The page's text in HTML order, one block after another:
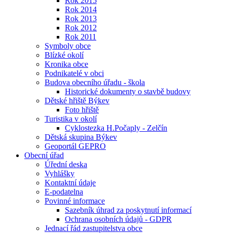
Rok 2014
Rok 2013
Rok 2012
Rok 2011
Symboly obce
Blízké okolí
Kronika obce
Podnikatelé v obci
Budova obecního úřadu - škola
Historické dokumenty o stavbě budovy
Dětské hřiště Býkev
Foto hřiště
Turistika v okolí
Cyklostezka H.Počaply - Zelčín
Dětská skupina Býkev
Geoportál GEPRO
Obecní úřad
Úřední deska
Vyhlášky
Kontaktní údaje
E-podatelna
Povinné informace
Sazebník úhrad za poskytnutí informací
Ochrana osobních údajů - GDPR
Jednací řád zastupitelstva obce